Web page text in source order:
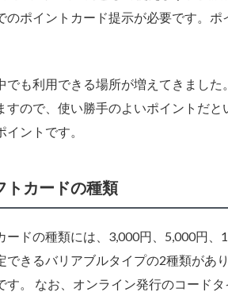
のポイントカード提示が必要です。
でも利用できる場所が増えてきまし
すので、使い勝手のよいポイントだ
ントです。
トカードの種類
ードの種類には、3,000円、5,000円
できるバリアブルタイプの2種類があ
す。 なお、オンライン発行のコード